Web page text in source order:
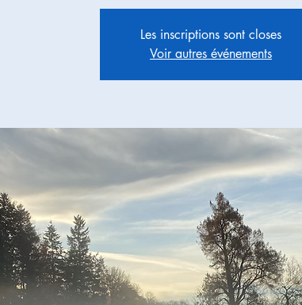
Les inscriptions sont closes
Voir autres événements